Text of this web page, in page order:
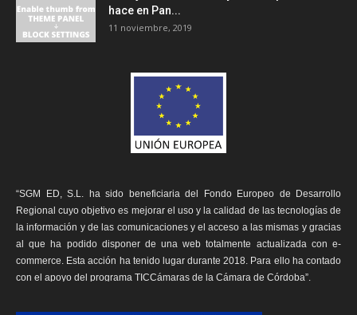
hace en Pan...
11 noviembre, 2019
“SGM ED, S.L. ha sido beneficiaria del Fondo Europeo de Desarrollo
Regional cuyo objetivo es mejorar el uso y la calidad de las tecnologías de
la información y de las comunicaciones y el acceso a las mismas y gracias
al que ha podido disponer de una web totalmente actualizada con e-
commerce. Esta acción ha tenido lugar durante 2018. Para ello ha contado
con el apoyo del programa TICCámaras de la Cámara de Córdoba”.